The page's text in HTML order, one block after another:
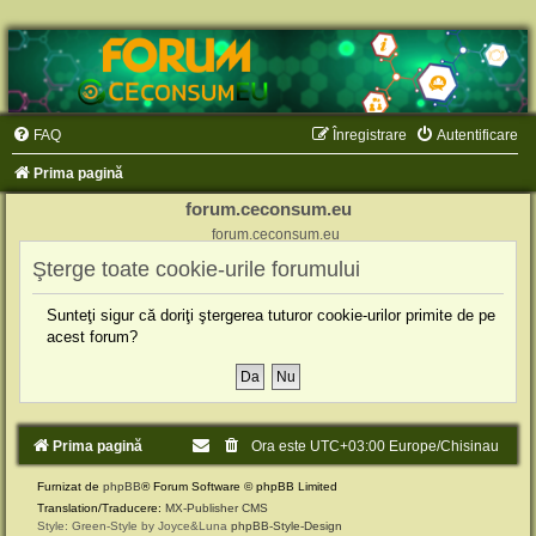
FAQ Autentificare
Înregistrare
Prima pagină
forum.ceconsum.eu
forum.ceconsum.eu
Şterge toate cookie-urile forumului
Sunteţi sigur că doriţi ştergerea tuturor cookie-urilor primite de pe
acest forum?
Prima pagină Ora este UTC+03:00 Europe/Chisinau
Furnizat de phpBB® Forum Software © phpBB Limited
Translation/Traducere: MX-Publisher CMS
Style: Green-Style by Joyce&Luna phpBB-Style-Design